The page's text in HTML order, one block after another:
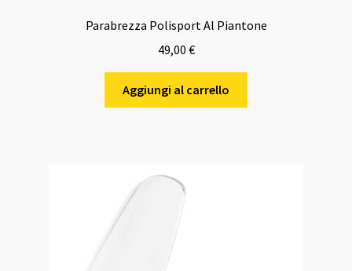
Parabrezza Polisport Al Piantone
49,00 €
Aggiungi al carrello